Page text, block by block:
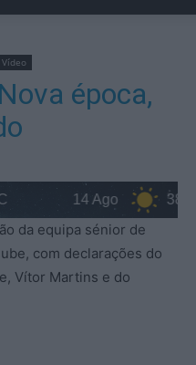
Vídeo
época,
14 Ago 38°C
da equipa sénior de
com declarações do
Vítor Martins e do